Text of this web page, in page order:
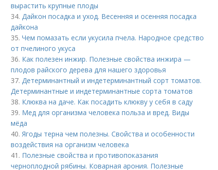
вырастить крупные плоды
34. Дайкон посадка и уход. Весенняя и осенняя посадка
дайкона
35.Чем помазать если укусила пчела. Народное средство
от пчелиного укуса
36. Как полезен инжир. Полезные свойства инжира —
плодов райского дерева для нашего здоровья
37. Детерминантный и индетерминантный сорт томатов.
Детерминантные и индетерминантные сорта томатов
38. Клюква на даче. Как посадить клюкву у себя в саду
39. Мед для организма человека польза и вред. Виды
мёда
40. Ягоды терна чем полезны. Свойства и особенности
воздействия на организм человека
41. Полезные свойства и противопоказания
черноплодной рябины. Коварная арония. Полезные